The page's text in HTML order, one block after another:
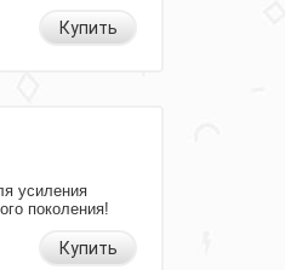
Купить
усиления
поколения!
Купить